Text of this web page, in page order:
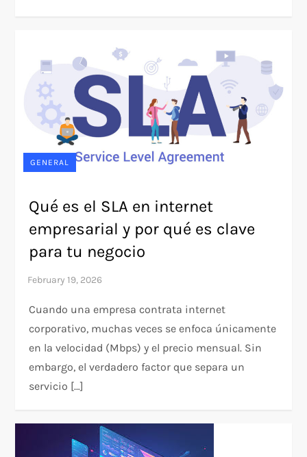
GENERAL
Qué es el SLA en internet
empresarial y por qué es clave
para tu negocio
Cuando una empresa contrata internet
corporativo, muchas veces se enfoca únicamente
en la velocidad (Mbps) y el precio mensual. Sin
embargo, el verdadero factor que separa un
servicio […]